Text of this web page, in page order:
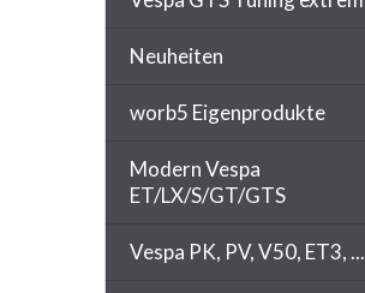
Neuheiten
worb5 Eigenprodukte
Modern Vespa
ET/LX/S/GT/GTS
Vespa PK, PV, V50, ET3, ...